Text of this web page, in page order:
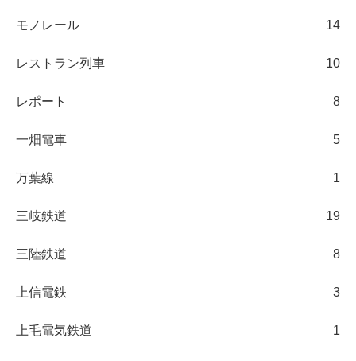
モノレール 14
レストラン列車 10
レポート 8
一畑電車 5
万葉線 1
三岐鉄道 19
三陸鉄道 8
上信電鉄 3
上毛電気鉄道 1